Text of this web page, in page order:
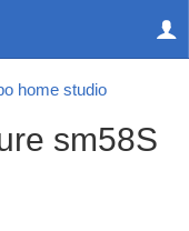
home studio
sm58S